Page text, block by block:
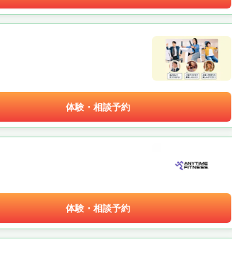
体験・相談予約
体験・相談予約